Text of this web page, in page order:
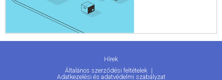
Hírek
Általános szerződési feltételek
Adatkezelési és adatvédelmi szabályzat